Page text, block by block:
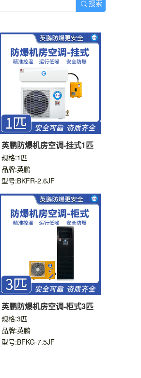
搜索
英鹏防爆机房空调-挂式1匹
规格:1匹
品牌:英鹏
型号:BKFR-2.6JF
英鹏防爆机房空调-柜式3匹
规格:3匹
品牌:英鹏
型号:BFKG-7.5JF